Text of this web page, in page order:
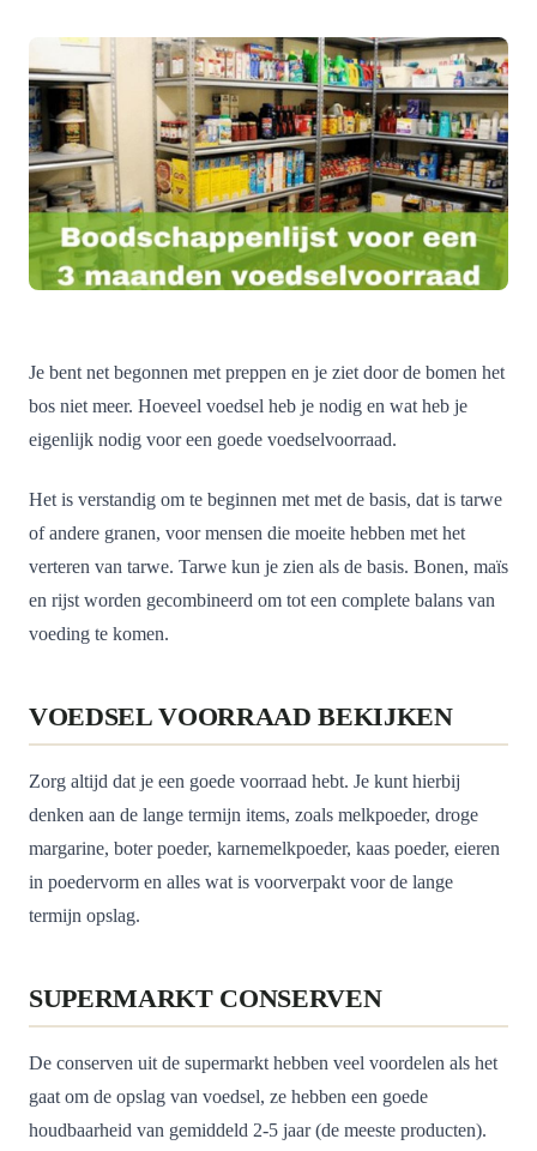
Je bent net begonnen met preppen en je ziet door de bomen het
bos niet meer. Hoeveel voedsel heb je nodig en wat heb je
eigenlijk nodig voor een goede voedselvoorraad.
Het is verstandig om te beginnen met met de basis, dat is tarwe
of andere granen, voor mensen die moeite hebben met het
verteren van tarwe. Tarwe kun je zien als de basis. Bonen, maïs
en rijst worden gecombineerd om tot een complete balans van
voeding te komen.
VOEDSEL VOORRAAD BEKIJKEN
Zorg altijd dat je een goede voorraad hebt. Je kunt hierbij
denken aan de lange termijn items, zoals melkpoeder, droge
margarine, boter poeder, karnemelkpoeder, kaas poeder, eieren
in poedervorm en alles wat is voorverpakt voor de lange
termijn opslag.
SUPERMARKT CONSERVEN
De conserven uit de supermarkt hebben veel voordelen als het
gaat om de opslag van voedsel, ze hebben een goede
houdbaarheid van gemiddeld 2-5 jaar (de meeste producten).